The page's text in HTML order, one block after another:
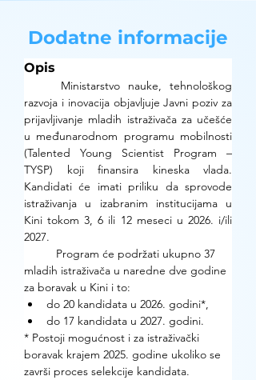
Dodatne informacije
Opis
razvoja i inovacija objavljuje Javni poziv za
prijavljivanje mladih istraživača za učešće
u međunarodnom programu mobilnosti
(Talented Young Scientist Program –
TYSP) koji finansira kineska vlada.
Kandidati će imati priliku da sprovode
istraživanja u izabranim institucijama u
Kini tokom 3, 6 ili 12 meseci u 2026. i/ili
2027.
mladih istraživača u naredne dve godine
za boravak u Kini i to:
do 20 kandidata u 2026. godini*,
do 17 kandidata u 2027. godini.
* Postoji mogućnost i za istraživački
boravak krajem 2025. godine ukoliko se
završi proces selekcije kandidata.